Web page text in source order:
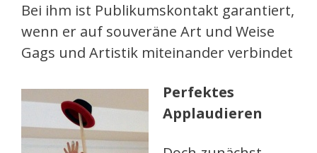
Bei ihm ist Publikumskontakt garantiert,
wenn er auf souveräne Art und Weise
Gags und Artistik miteinander verbindet
Perfektes
Applaudieren